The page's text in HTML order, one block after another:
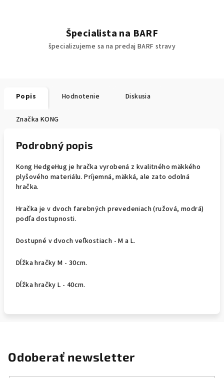
Špecialista na BARF
špecializujeme sa na predaj BARF stravy
Popis Hodnotenie Diskusia
Značka KONG
Podrobný popis
Kong HedgeHug je hračka vyrobená z kvalitného mäkkého
plyšového materiálu. Príjemná, mäkká, ale zato odolná
hračka.
Hračka je v dvoch farebných prevedeniach (ružová, modrá)
podľa dostupnosti.
Dostupné v dvoch veľkostiach - M a L.
Dĺžka hračky M - 30cm.
Dĺžka hračky L - 40cm.
Odoberať newsletter